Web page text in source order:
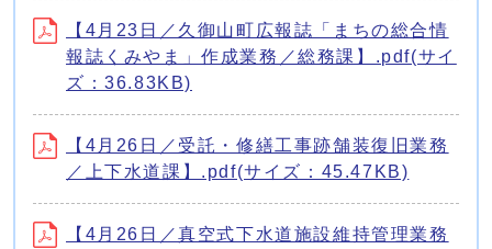
【4月23日／久御山町広報誌「まちの総合情
報誌くみやま」作成業務／総務課】.pdf(サイ
ズ：36.83KB)
【4月26日／受託・修繕工事跡舗装復旧業務
／上下水道課】.pdf(サイズ：45.47KB)
【4月26日／真空式下水道施設維持管理業務